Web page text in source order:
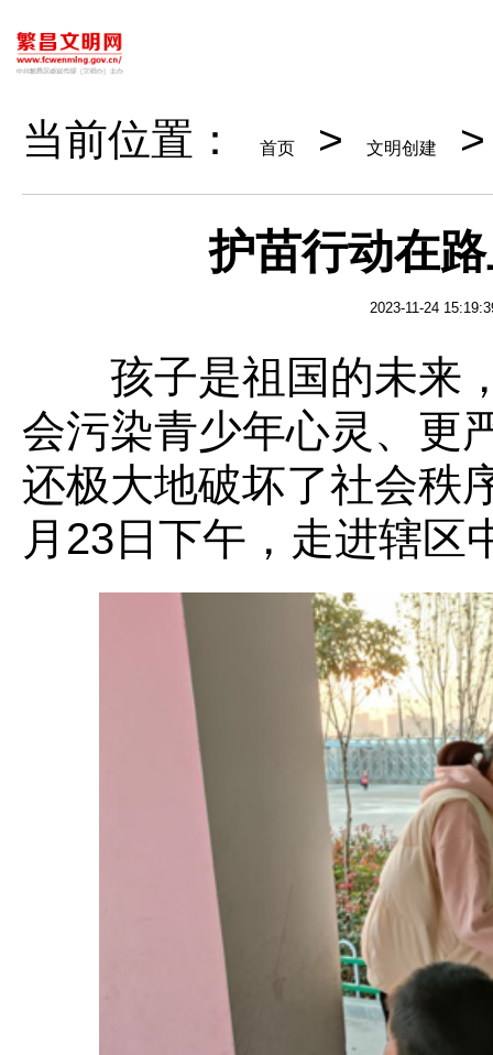
当前位置： 首页 > 文明创建
护苗行动在
2023-11-24
孩子是祖国的未来，
会污染青少年心灵、更
还极大地破坏了社会秩
月23日下午，走进辖区